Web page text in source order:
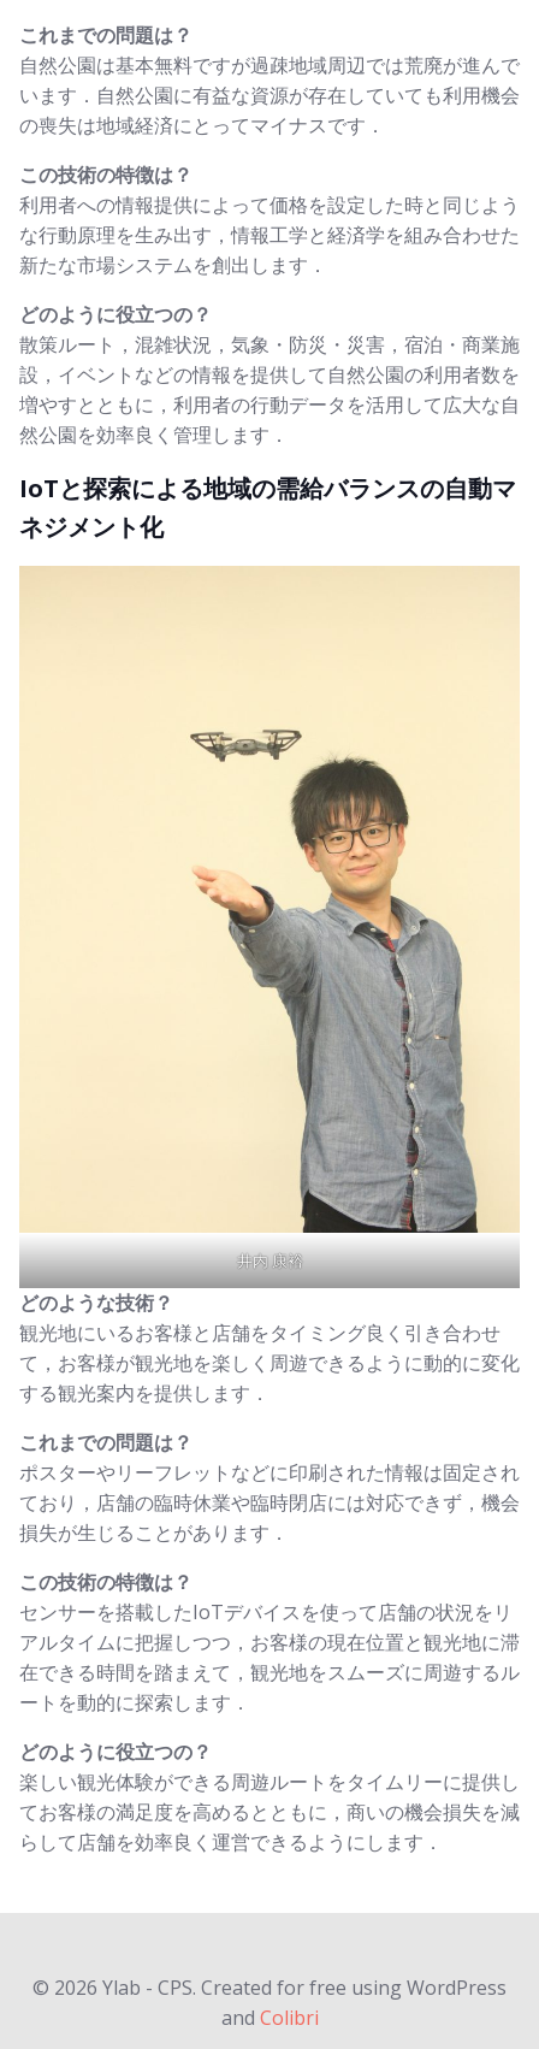
これまでの問題は？
自然公園は基本無料ですが過疎地域周辺では荒廃が進んで
います．自然公園に有益な資源が存在していても利用機会
の喪失は地域経済にとってマイナスです．
この技術の特徴は？
利用者への情報提供によって価格を設定した時と同じよう
な行動原理を生み出す，情報工学と経済学を組み合わせた
新たな市場システムを創出します．
どのように役立つの？
散策ルート，混雑状況，気象・防災・災害，宿泊・商業施
設，イベントなどの情報を提供して自然公園の利用者数を
増やすとともに，利用者の行動データを活用して広大な自
然公園を効率良く管理します．
IoTと探索による地域の需給バランスの自動マ
ネジメント化
井内 康裕
どのような技術？
観光地にいるお客様と店舗をタイミング良く引き合わせ
て，お客様が観光地を楽しく周遊できるように動的に変化
する観光案内を提供します．
これまでの問題は？
ポスターやリーフレットなどに印刷された情報は固定され
ており，店舗の臨時休業や臨時閉店には対応できず，機会
損失が生じることがあります．
この技術の特徴は？
センサーを搭載したIoTデバイスを使って店舗の状況をリ
アルタイムに把握しつつ，お客様の現在位置と観光地に滞
在できる時間を踏まえて，観光地をスムーズに周遊するル
ートを動的に探索します．
どのように役立つの？
楽しい観光体験ができる周遊ルートをタイムリーに提供し
てお客様の満足度を高めるとともに，商いの機会損失を減
らして店舗を効率良く運営できるようにします．
© 2026 Ylab - CPS. Created for free using WordPress
and Colibri